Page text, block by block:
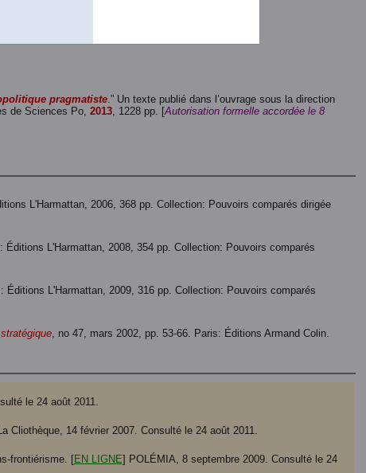
pragmatiste.” Un texte publié dans l’ouvrage sous la direction
de Sciences Po, 2013, 1228 pp. [Autorisation formelle accordée le 8
L'Harmattan, 2006, 368 pp. Collection: Pouvoirs comparés dirigée
Éditions L'Harmattan, 2008, 354 pp. Collection: Pouvoirs comparés
Éditions L'Harmattan, 2009, 316 pp. Collection: Pouvoirs comparés
, no 47, mars 2002, pp. 53-66. Paris: Éditions Armand Colin.
le 24 août 2011.
Cliothèque, 14 février 2007. Consulté le 24 août 2011.
frontiérisme. [EN LIGNE] POLÉMIA, 8 septembre 2009. Consulté le 24